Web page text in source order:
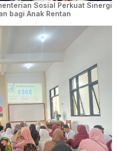
Sosial Perkuat Sinergi
bagi Anak Rentan